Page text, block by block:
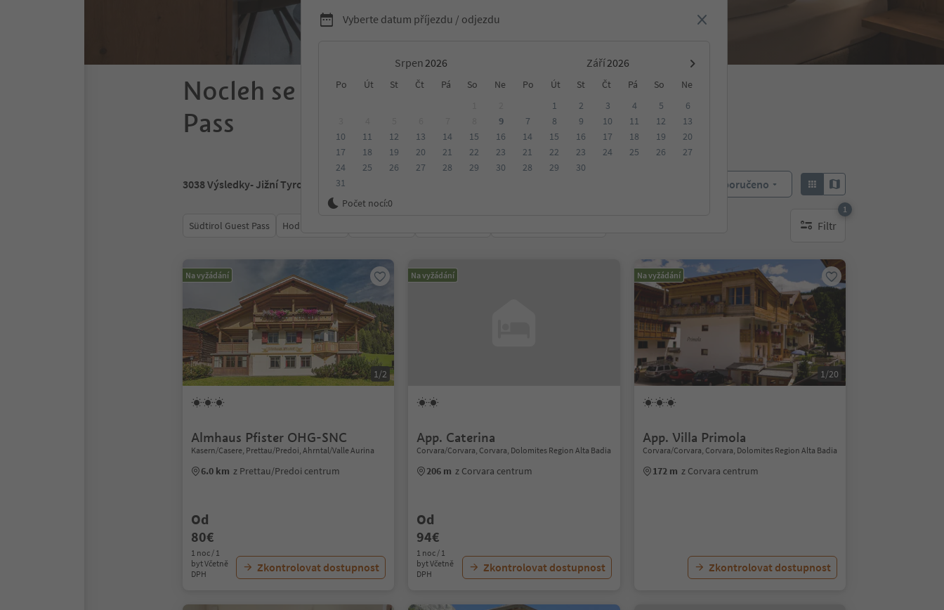
Vyberte datum příjezdu / odjezdu
Srpen Září
Po Út St Čt Pá So Ne Po Út St Čt Pá So
Ne
9
10
11 12 13 14 15
16
17
18 19 20 21 22
23
24
25 26 27 28 29
30
31
1 2 3 4 5
6
7
8 9 10 11 12
13
14
15 16 17 18 19
20
21
22 23 24 25 26
27
28
29 30
Počet nocí:0
Nocleh se snídaní s Südtirol Guest
Pass
3038Výsledky- Jižní Tyrolsko Doporučeno
Südtirol Guest Pass Hodnocení Filtr
1
1 aktywny filtr
Na vyžádání
1/2
Almhaus Pfister OHG-SNC
Kasern/Casere, Prettau/Predoi, Ahrntal/Valle Aurina
6.0 km z Prettau/Predoi centrum
Od
80€
1 noc / 1
byt Včetně
DPH
Zkontrolovat dostupnost
Na vyžádání
App. Caterina
Corvara/Corvara, Corvara, Dolomites Region Alta Badia
206 m z Corvara centrum
Od
94€
1 noc / 1
byt Včetně
DPH
Zkontrolovat dostupnost
Na vyžádání
1/20
App. Villa Primola
Corvara/Corvara, Corvara, Dolomites Region Alta Badia
172 m z Corvara centrum
Zkontrolovat dostupnost